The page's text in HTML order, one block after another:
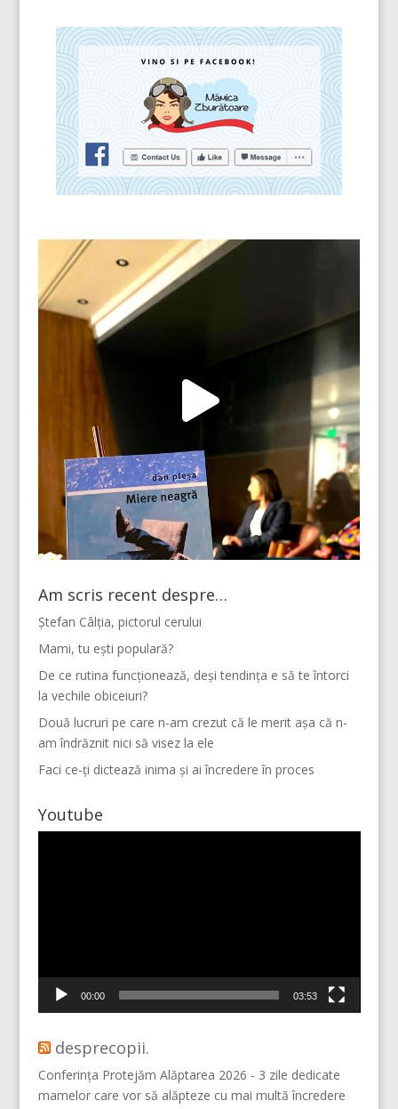
Am scris recent despre…
Ștefan Câlția, pictorul cerului
Mami, tu ești populară?
De ce rutina funcționează, deși tendința e să te întorci
la vechile obiceiuri?
Două lucruri pe care n-am crezut că le merit așa că n-
am îndrăznit nici să visez la ele
Faci ce-ți dictează inima și ai încredere în proces
Youtube
00:00 03:53
desprecopii.
Conferința Protejăm Alăptarea 2026 - 3 zile dedicate
mamelor care vor să alăpteze cu mai multă încredere